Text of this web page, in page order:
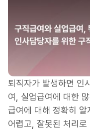
퇴직자가 발생하면 인
여, 실업급여에 대한
급여에 대해 정확히 알
어렵고, 잘못된 처리